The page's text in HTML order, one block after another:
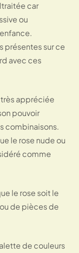
car
ou
présentes sur ce
avec ces
appréciée
pouvoir
combinaisons.
le rose nude ou
comme
le rose soit le
de pièces de
de couleurs